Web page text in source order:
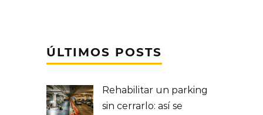
ÚLTIMOS POSTS
Rehabilitar un parking
sin cerrarlo: así se